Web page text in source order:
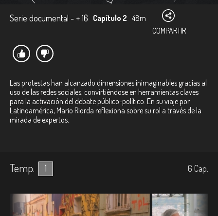
Serie documental - + 16 Capítulo 2 48m
COMPARTIR
Las protestas han alcanzado dimensiones inimaginables gracias al
uso de las redes sociales, convirtiéndose en herramientas claves
para la activación del debate público-político. En su viaje por
Latinoamérica, Mario Riorda reflexiona sobre su rol a través de la
mirada de expertos.
Temp. 1 6 Cap.